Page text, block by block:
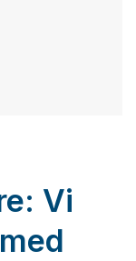
Vi